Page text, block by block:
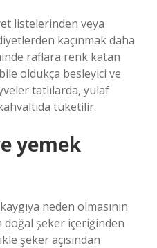
listelerinden veya
kaçınmak daha
raflara renk katan
oldukça besleyici ve
tatlılarda, yulaf
tüketilir.
yemek
neden olmasının
şeker içeriğinden
şeker açısından